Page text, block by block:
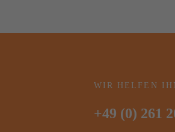
WIR HELFEN
+49 (0) 261